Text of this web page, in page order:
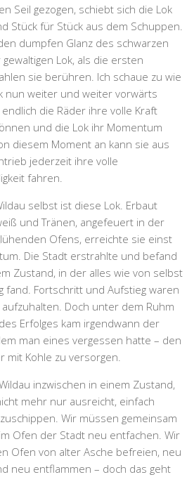
Seil gezogen, schiebt sich die Lok
Stück für Stück aus dem Schuppen.
dumpfen Glanz des schwarzen
Lok, als die ersten
sie berühren. Ich schaue zu wie
nun weiter und weiter vorwärts
die Räder ihre volle Kraft
und die Lok ihr Momentum
diesem Moment an kann sie aus
jederzeit ihre volle
fahren.
selbst ist diese Lok. Erbaut
und Tränen, angefeuert in der
Ofens, erreichte sie einst
Die Stadt erstrahlte und befand
Zustand, in der alles wie von selbst
fand. Fortschritt und Aufstieg waren
Doch unter dem Ruhm
Erfolges kam irgendwann der
man eines vergessen hatte – den
mit Kohle zu versorgen.
inzwischen in einem Zustand,
mehr nur ausreicht, einfach
Wir müssen gemeinsam
Ofen der Stadt neu entfachen. Wir
Ofen von alter Asche befreien, neu
neu entflammen – doch das geht